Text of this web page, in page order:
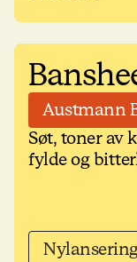
Austmann
Søt, toner av
fylde og